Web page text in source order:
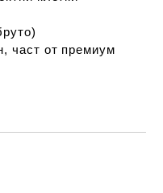
част от премиум